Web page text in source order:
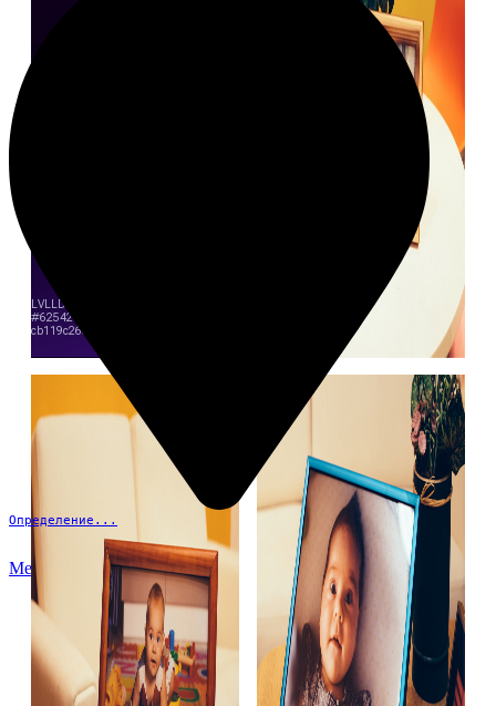
Определение...
Меню